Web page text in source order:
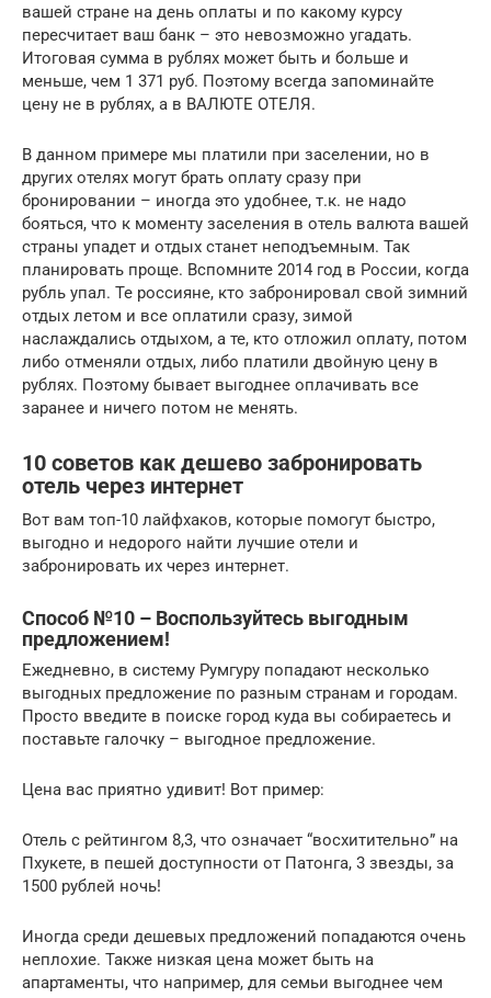
вашей стране на день оплаты и по какому курсу
пересчитает ваш банк – это невозможно угадать.
Итоговая сумма в рублях может быть и больше и
меньше, чем 1 371 руб. Поэтому всегда запоминайте
цену не в рублях, а в ВАЛЮТЕ ОТЕЛЯ.
В данном примере мы платили при заселении, но в
других отелях могут брать оплату сразу при
бронировании – иногда это удобнее, т.к. не надо
бояться, что к моменту заселения в отель валюта вашей
страны упадет и отдых станет неподъемным. Так
планировать проще. Вспомните 2014 год в России, когда
рубль упал. Те россияне, кто забронировал свой зимний
отдых летом и все оплатили сразу, зимой
наслаждались отдыхом, а те, кто отложил оплату, потом
либо отменяли отдых, либо платили двойную цену в
рублях. Поэтому бывает выгоднее оплачивать все
заранее и ничего потом не менять.
10 советов как дешево забронировать
отель через интернет
Вот вам топ-10 лайфхаков, которые помогут быстро,
выгодно и недорого найти лучшие отели и
забронировать их через интернет.
Способ №10 – Воспользуйтесь выгодным
предложением!
Ежедневно, в систему Румгуру попадают несколько
выгодных предложение по разным странам и городам.
Просто введите в поиске город куда вы собираетесь и
поставьте галочку – выгодное предложение.
Цена вас приятно удивит! Вот пример:
Отель с рейтингом 8,3, что означает “восхитительно” на
Пхукете, в пешей доступности от Патонга, 3 звезды, за
1500 рублей ночь!
Иногда среди дешевых предложений попадаются очень
неплохие. Также низкая цена может быть на
апартаменты, что например, для семьи выгоднее чем